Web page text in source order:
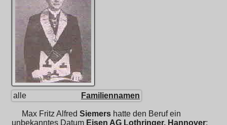
alle Familiennamen
Max Fritz Alfred Siemers hatte den Beruf ein
unbekanntes Datum Eisen AG Lothringer, Hannover;